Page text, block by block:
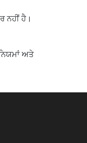
ਨਹੀਂ ਹੈ।
ਅਤੇ